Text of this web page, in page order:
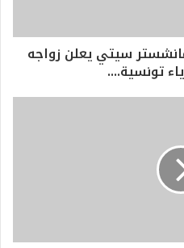
سيتي يعلن زواجه
تونسية....